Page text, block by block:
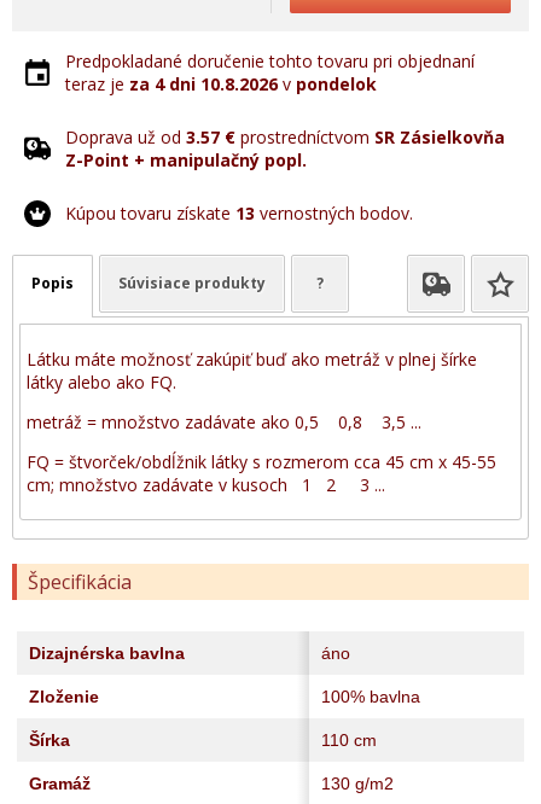
Predpokladané doručenie tohto tovaru pri objednaní
teraz je za 4 dni 10.8.2026v pondelok
Doprava už od 3.57 € prostredníctvom SR Zásielkovňa
Z-Point + manipulačný popl.
Kúpou tovaru získate 13 vernostných bodov.
Popis Súvisiace produkty ?
Látku máte možnosť zakúpiť buď ako metráž v plnej šírke
látky alebo ako FQ.
metráž = množstvo zadávate ako 0,5 0,8 3,5 ...
FQ = štvorček/obdĺžnik látky s rozmerom cca 45 cm x 45-55
cm; množstvo zadávate v kusoch 1 2 3 ...
Špecifikácia
Dizajnérska bavlna áno
Zloženie 100% bavlna
Šírka 110 cm
Gramáž 130 g/m2